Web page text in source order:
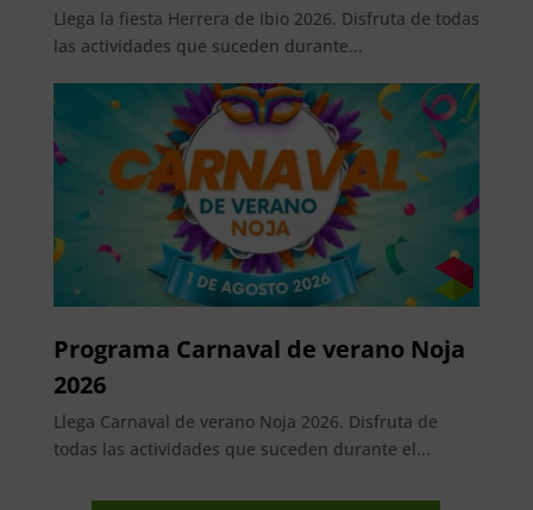
Llega la fiesta Herrera de Ibio 2026. Disfruta de todas
las actividades que suceden durante...
Programa Carnaval de verano Noja
2026
Llega Carnaval de verano Noja 2026. Disfruta de
todas las actividades que suceden durante el...